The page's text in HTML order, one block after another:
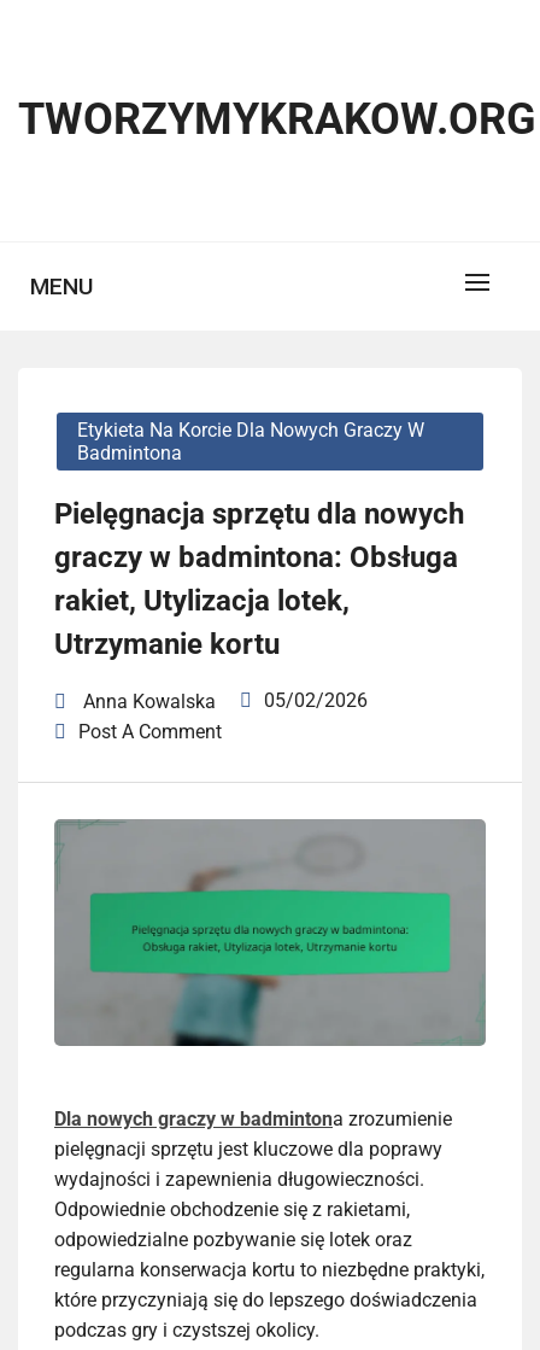
TWORZYMYKRAKOW.ORG
MENU
Etykieta Na Korcie Dla Nowych Graczy W
Badmintona
Pielęgnacja sprzętu dla nowych
graczy w badmintona: Obsługa
rakiet, Utylizacja lotek,
Utrzymanie kortu
Anna Kowalska
05/02/2026
Post A Comment
Dla nowych graczy w badmintona zrozumienie
pielęgnacji sprzętu jest kluczowe dla poprawy
wydajności i zapewnienia długowieczności.
Odpowiednie obchodzenie się z rakietami,
odpowiedzialne pozbywanie się lotek oraz
regularna konserwacja kortu to niezbędne praktyki,
które przyczyniają się do lepszego doświadczenia
podczas gry i czystszej okolicy.